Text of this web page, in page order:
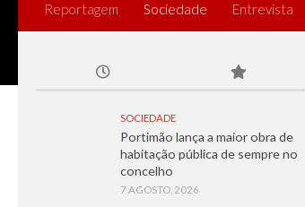
Reportagem Sociedade Entrevista
SOCIEDADE
Portimão lança a maior obra de
habitação pública de sempre no
concelho
7 AGOSTO, 2026